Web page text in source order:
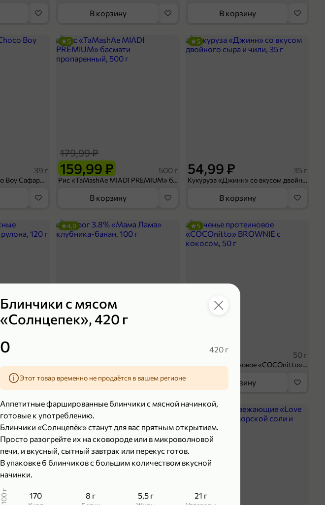
Блинчики с мясом
«Солнцепек», 420 г
0 420 г
Этот товар временно не продаётся в вашем регионе
Аппетитные фаршированные блинчики с мясной начинкой,
готовые к употреблению.
Блинчики «Солнцепёк» станут для вас прятным открытием.
Просто разогрейте их на сковороде или в микроволновой
печи, и вкусный, сытный завтрак или перекус готов.
В упаковке 6 блинчиков с большим количеством вкусной
начинки.
В 100 г 170 8 г 5,5 г 21 г
В корзину В корзину
39 г
Печенье «Orion» Choco Boy Сафари кокос, 39 г
159,99 ₽
179,99 ₽
500 г
Рис «TaMashAe MIADI PREMIUM» басмати пропаренный, 500 г
5
В корзину
54,99 ₽ 35 г
Кукуруза «Джинн» со вкусом двойного сыра и чили, 35 г
5
В корзину
Полотенца бумажные «Soffione» MENU, 2 рулона, 120 г Творог 3.8% «Мама Лама» клубника-банан, 100 г
4,9
В корзину
89,99 ₽ 50 г
Печенье протеиновое «COCOnitto» BROWNIE с кокосом, 50 г
5
В корзину